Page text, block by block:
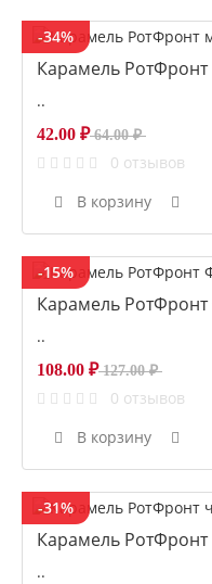
-34%
Карамель РотФронт
..
64.00 ₽
42.00 ₽
0 отзывов
В корзину
-15%
Карамель РотФронт
..
127.00 ₽
108.00 ₽
0 отзывов
В корзину
-31%
Карамель
..